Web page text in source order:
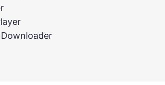
Downloader